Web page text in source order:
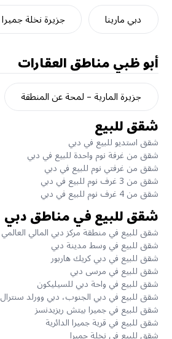
دبي مارينا جزيرة نخلة جميرا
أبو ظبيمناطق العقارات
جزيرة المارية – لمحة عن المنطقة
شقق للبيع
شقق استديو للبيع في دبي
شقق من غرفة نوم واحدة للبيع في دبي
شقق من غرفتي نوم للبيع في دبي
شقق من 3 غرف نوم للبيع في دبي
شقق من 4 غرف نوم للبيع في دبي
شقق للبيع في مناطق دبي
شقق للبيع في منطقة مركز دبي المالي العالمي
شقق للبيع في وسط مدينة دبي
شقق للبيع في دبي كريك هاربور
شقق للبيع في مرسى دبي
شقق للبيع في واحة دبي للسيليكون
شقق للبيع في دبي الجنوب، دبي وورلد سنترال
شقق للبيع في جميرا بيتش ريزيدنسز
شقق للبيع في قرية جميرا الدائرية
شقق للبيع في نخلة جميرا